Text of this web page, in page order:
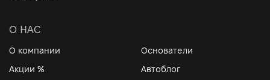
О НАС
О компании
Основатели
Акции %
Автоблог